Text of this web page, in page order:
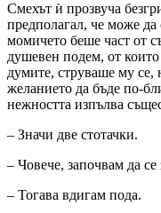
Смехът ѝ прозвуча
предполагал, че може да
момичето беше част от
душевен подем, от
думите, струваше му се,
желанието да бъде по-
нежността изпълва
– Значи две стотачки.
– Човече, започвам да
– Тогава вдигам пода.